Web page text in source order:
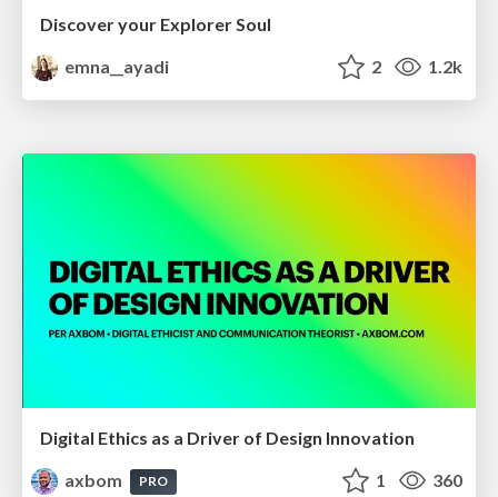
Discover your Explorer Soul
emna__ayadi
2 1.2k
Digital Ethics as a Driver of Design Innovation
axbom
PRO 1 360